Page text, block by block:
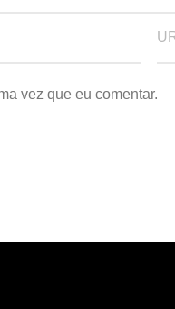
vez que eu comentar.